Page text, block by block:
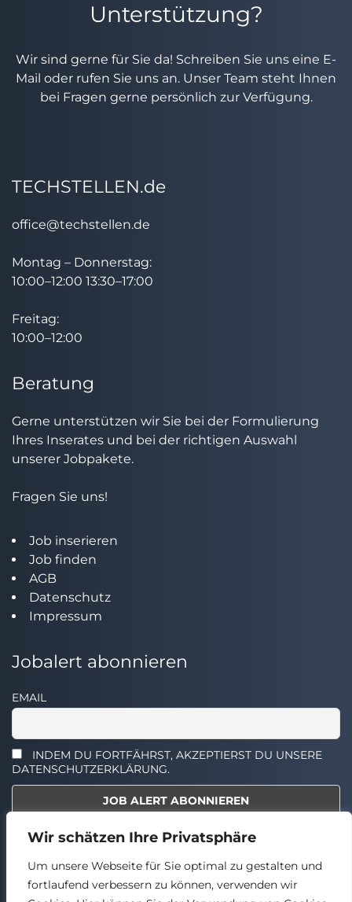
Wir schätzen Ihre Privatsphäre
Um unsere Webseite für Sie optimal zu gestalten und
fortlaufend verbessern zu können, verwenden wir
Unterstützung?
Wir sind gerne für Sie da! Schreiben Sie uns eine E-
Mail oder rufen Sie uns an. Unser Team steht Ihnen
bei Fragen gerne persönlich zur Verfügung.
TECHSTELLEN.de
office@techstellen.de
Montag – Donnerstag:
10:00–12:00 13:30–17:00
Freitag:
10:00–12:00
Beratung
Gerne unterstützen wir Sie bei der Formulierung
Ihres Inserates und bei der richtigen Auswahl
unserer Jobpakete.
Fragen Sie uns!
Job inserieren
Job finden
AGB
Datenschutz
Impressum
Jobalert abonnieren
EMAIL
INDEM DU FORTFÄHRST, AKZEPTIERST DU UNSERE
DATENSCHUTZERKLÄRUNG.
Select the widget you want to show.